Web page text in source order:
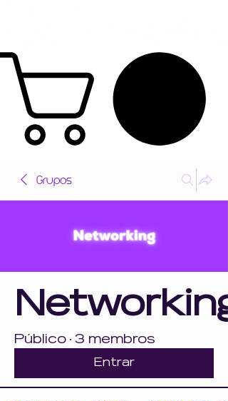
Grupos
Networking
Público · 3 membros
Entrar